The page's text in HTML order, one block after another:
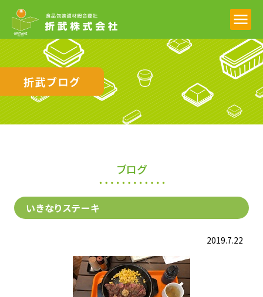
折武ブログ
ブログ
いきなりステーキ
2019.7.22